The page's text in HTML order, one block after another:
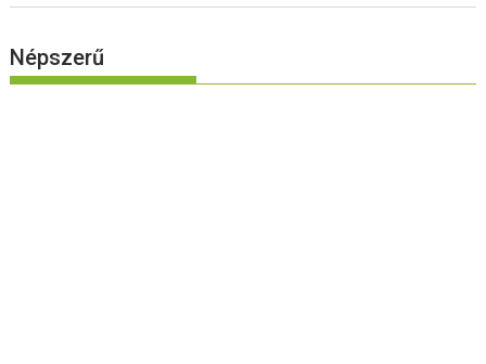
Népszerű